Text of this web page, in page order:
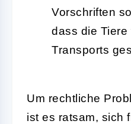
Vorschriften
dass die
Transports
Um rechtliche
ist es ratsam, sich